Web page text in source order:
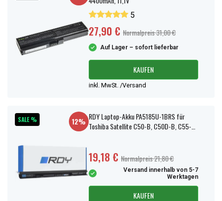
5
27,90 € Normalpreis 31,00 €
Auf Lager – sofort lieferbar
KAUFEN
inkl. MwSt. /Versand
SALE % 12% RDY Laptop-Akku PA5185U-1BRS für
Toshiba Satellite C50-B, C50D-B, C55-C
19,18 € Normalpreis 21,80 €
Versand innerhalb von 5-7
Werktagen
KAUFEN